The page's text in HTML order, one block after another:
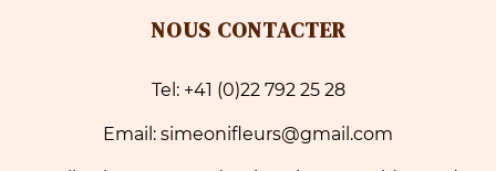
NOUS CONTACTER
Tel: +41 (0)22 792 25 28
Email: simeonifleurs@gmail.com